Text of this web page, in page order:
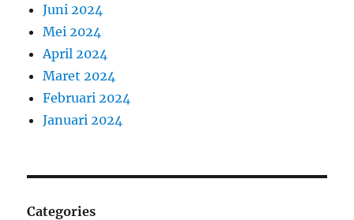
Juni 2024
Mei 2024
April 2024
Maret 2024
Februari 2024
Januari 2024
Categories